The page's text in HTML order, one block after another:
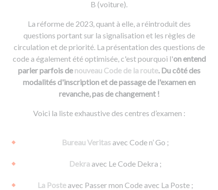
B (voiture).
La réforme de 2023, quant à elle, a réintroduit des
questions portant sur la signalisation et les règles de
circulation et de priorité. La présentation des questions de
code a également été optimisée, c'est pourquoi l'on entend
parler parfois de nouveau Code de la route. Du côté des
modalités d'inscription et de passage de l'examen en
revanche, pas de changement !
Voici la liste exhaustive des centres d’examen :
Bureau Veritasavec Code n’ Go ;
Dekraavec Le Code Dekra ;
La Posteavec Passer mon Code avec La Poste ;